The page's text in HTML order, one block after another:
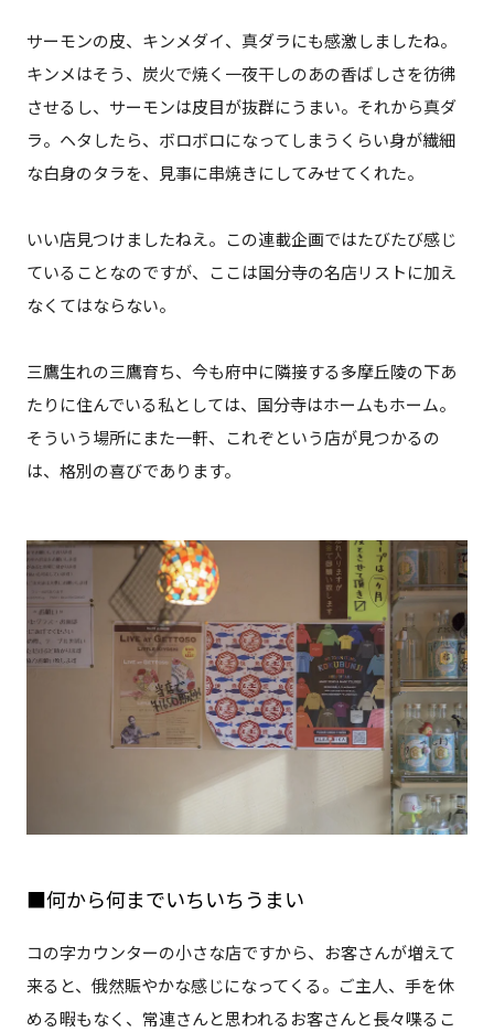
サーモンの皮、キンメダイ、真ダラにも感激しましたね。
キンメはそう、炭火で焼く一夜干しのあの香ばしさを彷彿
させるし、サーモンは皮目が抜群にうまい。それから真ダ
ラ。ヘタしたら、ボロボロになってしまうくらい身が繊細
な白身のタラを、見事に串焼きにしてみせてくれた。
いい店見つけましたねえ。この連載企画ではたびたび感じ
ていることなのですが、ここは国分寺の名店リストに加え
なくてはならない。
三鷹生れの三鷹育ち、今も府中に隣接する多摩丘陵の下あ
たりに住んでいる私としては、国分寺はホームもホーム。
そういう場所にまた一軒、これぞという店が見つかるの
は、格別の喜びであります。
■何から何までいちいちうまい
コの字カウンターの小さな店ですから、お客さんが増えて
来ると、俄然賑やかな感じになってくる。ご主人、手を休
める暇もなく、常連さんと思われるお客さんと長々喋るこ